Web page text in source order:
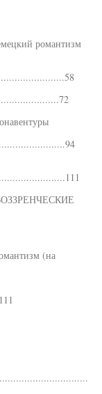
романтизм
(на